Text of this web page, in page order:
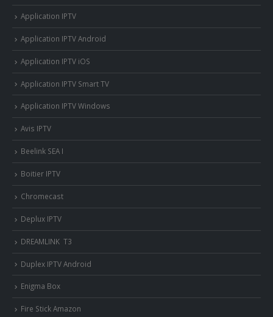
Application IPTV
Application IPTV Android
Application IPTV iOS
Application IPTV Smart TV
Application IPTV Windows
Avis IPTV
Beelink SEA I
Boitier IPTV
Chromecast
Deplux IPTV
DREAMLINK T3
Duplex IPTV Android
Enigma Box
Fire Stick Amazon